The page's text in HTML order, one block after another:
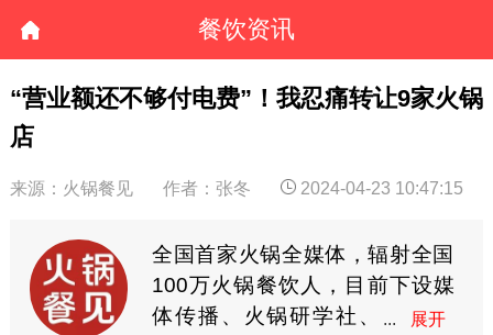
餐饮资讯
“营业额还不够付电费”！我忍痛转让9家火锅
店
来源：火锅餐见 作者：张冬 2024-04-23 10:47:15
全国首家火锅全媒体，辐射全国
100万火锅餐饮人，目前下设媒
体传播、火锅研学社、